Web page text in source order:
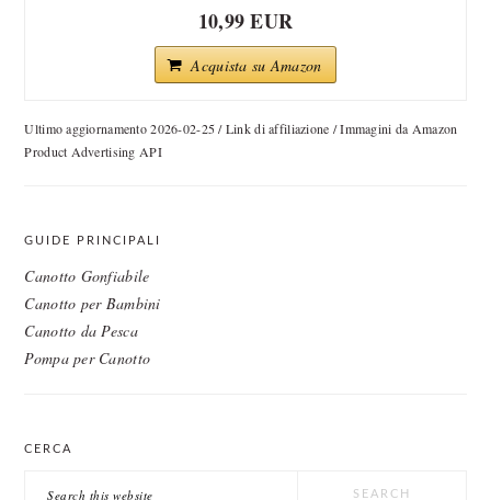
10,99 EUR
Acquista su Amazon
Ultimo aggiornamento 2026-02-25 / Link di affiliazione / Immagini da Amazon
Product Advertising API
GUIDE PRINCIPALI
Canotto Gonfiabile
Canotto per Bambini
Canotto da Pesca
Pompa per Canotto
CERCA